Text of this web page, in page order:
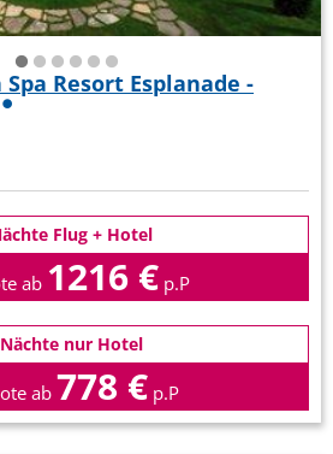
Resort Esplanade -
Flug + Hotel
ab 1216 € p.P
nur Hotel
ab 778 € p.P